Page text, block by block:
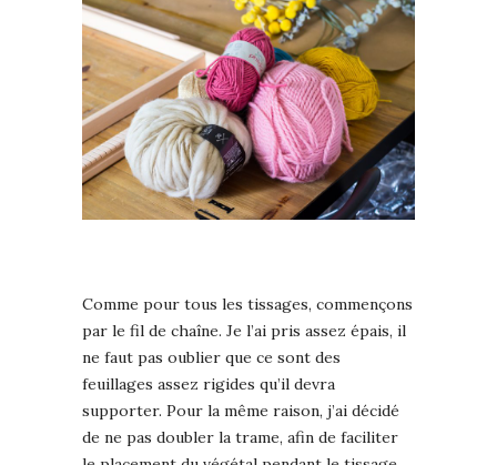
Comme pour tous les tissages, commençons
par le fil de chaîne. Je l’ai pris assez épais, il
ne faut pas oublier que ce sont des
feuillages assez rigides qu’il devra
supporter. Pour la même raison, j’ai décidé
de ne pas doubler la trame, afin de faciliter